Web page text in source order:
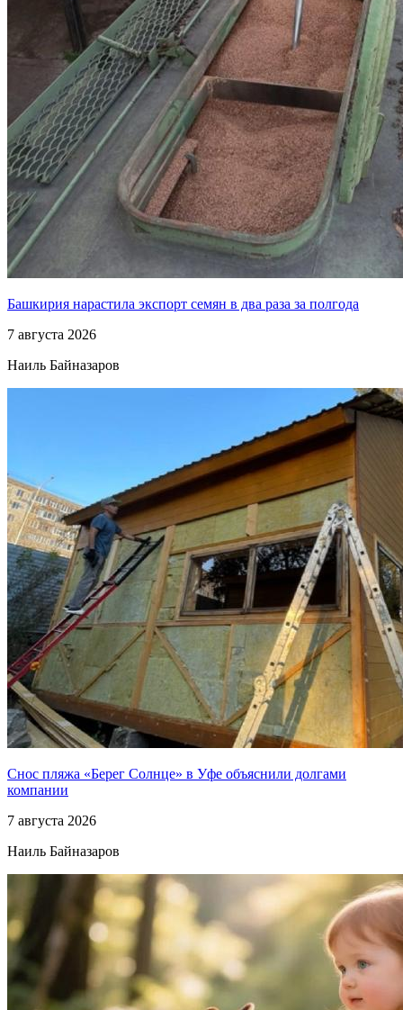
Башкирия нарастила экспорт семян в два раза за полгода
7 августа 2026
Наиль Байназаров
Снос пляжа «Берег Солнце» в Уфе объяснили долгами
компании
7 августа 2026
Наиль Байназаров